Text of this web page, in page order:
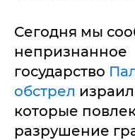
Сегодня мы
непризнанное
государство
обстрел
которые
разрушение